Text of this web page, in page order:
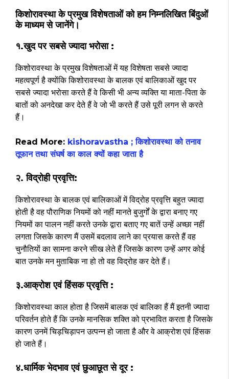
किशोरावस्था के प्रमुख विशेषताओं को हम निम्नलिखित बिंदुओं
के माध्यम से जानेंगे।
१.खुद पर सबसे ज्यादा भरोसा :
किशोरावस्था के प्रमुख विशेषताओं में यह विशेषता सबसे ज्यादा
महत्वपूर्ण है क्योंकि किशोरावस्था के बालक एवं बालिकाओं खुद पर
सबसे ज्यादा भरोसा करते हैं वे किसी भी अन्य व्यक्ति या माता-पिता के
बातों को अनदेखा कर देते हैं वे जो भी करते हैं उसे पूरी लगन से करते
हैं।
Read More: kishoravastha ; किशोरावस्था को तनाव
तूफान तथा संघर्ष का काल क्यों कहा जाता है
२. विद्रोही प्रवृत्ति:
किशोरावस्था के बालक एवं बालिकाओं में विद्रोह प्रवृत्ति बहुत ज्यादा
होती है वह पौराणिक नियमों को नहीं मानते बुजुर्गों के द्वारा बनाए गए
नियमों का पालन नहीं करते उनके द्वारा बताए गए बातें उन्हें अच्छा नहीं
लगता जिसके कारण मैं उसमें बदलाव लाने का प्रयास करते हैं वह
चुनौतियों का सामना करने सीख लेते हैं जिसके कारण उन्हें अगर कोई
बात उनके मन मुताबिक ना हो तो वह विद्रोह कर देते हैं।
३.आक्रोश एवं हिंसक प्रवृत्ति :
किशोरावस्था काल होता है जिसमें बालक एवं बालिका हैं मैं इतनी ज्यादा
परिवर्तन होते हैं कि उनके मानसिक शक्ति को प्रभावित करता है जिसके
कारण उनमें चिड़चिड़ापन उत्पन्न हो जाता है और वे आक्रोश एवं हिंसक
हो जाते हैं।
४.धार्मिक भेदभाव एवं छुआछूत से दूर :